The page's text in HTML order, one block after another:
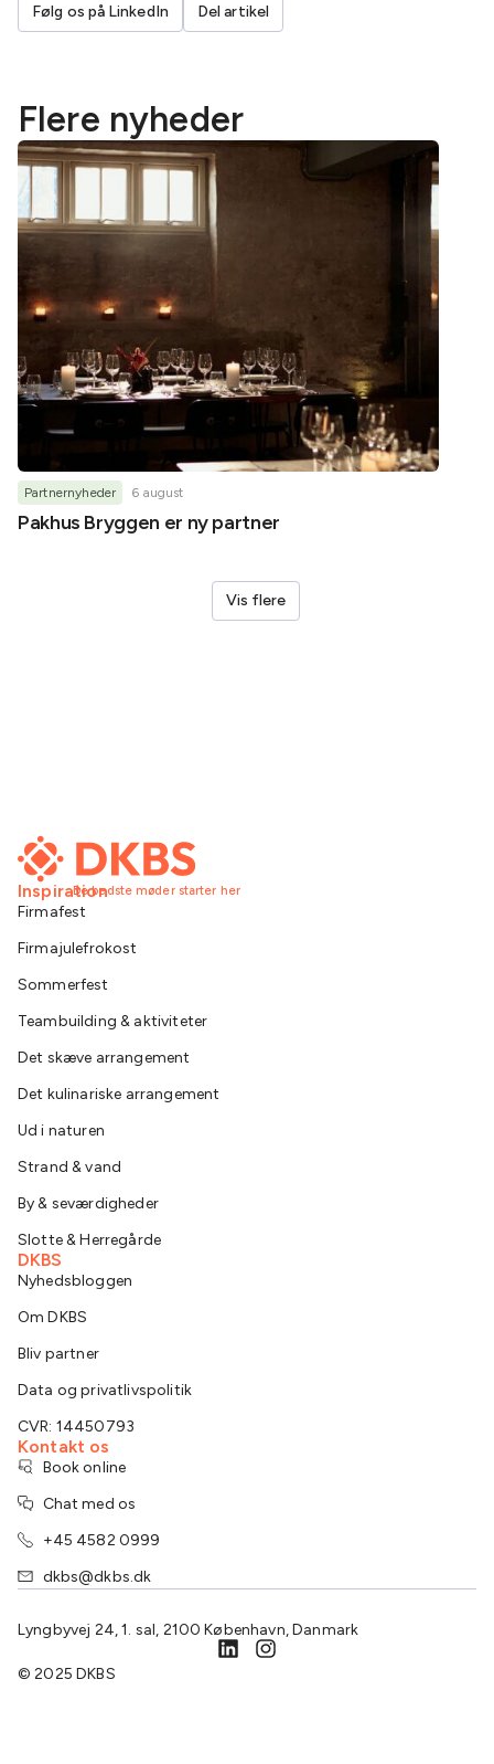
Følg os på LinkedIn Del artikel
Flere nyheder
Partnernyheder 6 august
Pakhus Bryggen er ny partner
Vis flere
De bedste møder starter her
Inspiration
Firmafest
Firmajulefrokost
Sommerfest
Teambuilding & aktiviteter
Det skæve arrangement
Det kulinariske arrangement
Ud i naturen
Strand & vand
By & seværdigheder
Slotte & Herregårde
DKBS
Nyhedsbloggen
Om DKBS
Bliv partner
Data og privatlivspolitik
CVR: 14450793
Kontakt os
Book online
Chat med os
+45 4582 0999
dkbs@dkbs.dk
Lyngbyvej 24, 1. sal, 2100 København, Danmark
© 2025 DKBS